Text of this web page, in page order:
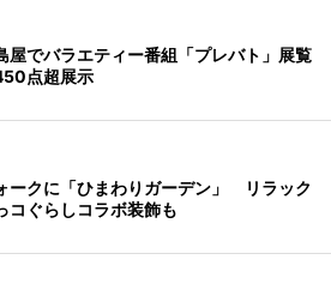
屋でバラエティー番組「プレバト」展覧
点超展示
ークに「ひまわりガーデン」 リラック
コぐらしコラボ装飾も